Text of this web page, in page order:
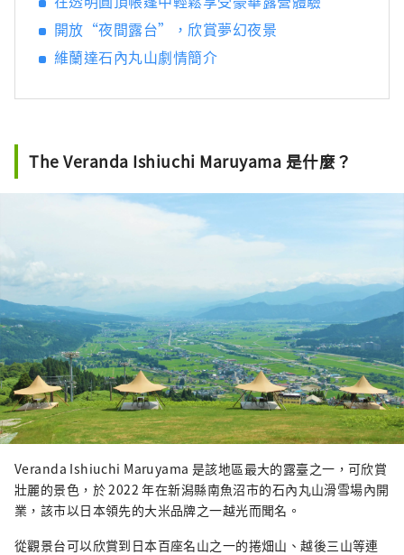
開放“夜間露台”，欣賞夢幻夜景
維蘭達石內丸山劇情簡介
The Veranda Ishiuchi Maruyama 是什麼？
Veranda Ishiuchi Maruyama 是該地區最大的露臺之一，可欣賞
壯麗的景色，於 2022 年在新潟縣南魚沼市的石內丸山滑雪場內開
業，該市以日本領先的大米品牌之一越光而聞名。
從觀景台可以欣賞到日本百座名山之一的捲畑山、越後三山等連